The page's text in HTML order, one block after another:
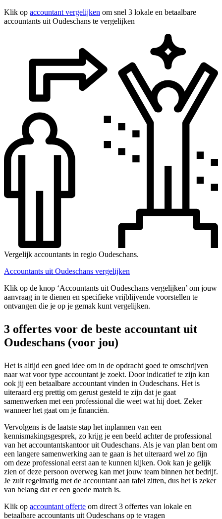
Klik op accountant vergelijken om snel 3 lokale en betaalbare
accountants uit Oudeschans te vergelijken
Vergelijk accountants in regio Oudeschans.
Accountants uit Oudeschans vergelijken
Klik op de knop ‘Accountants uit Oudeschans vergelijken’ om jouw
aanvraag in te dienen en specifieke vrijblijvende voorstellen te
ontvangen die je op je gemak kunt vergelijken.
3 offertes voor de beste accountant uit
Oudeschans (voor jou)
Het is altijd een goed idee om in de opdracht goed te omschrijven
naar wat voor type accountant je zoekt. Door indicatief te zijn kan
ook jij een betaalbare accountant vinden in Oudeschans. Het is
uiteraard erg prettig om gerust gesteld te zijn dat je gaat
samenwerken met een professional die weet wat hij doet. Zeker
wanneer het gaat om je financiën.
Vervolgens is de laatste stap het inplannen van een
kennismakingsgesprek, zo krijg je een beeld achter de professional
van het accountantskantoor uit Oudeschans. Als je van plan bent om
een langere samenwerking aan te gaan is het uiteraard wel zo fijn
om deze professional eerst aan te kunnen kijken. Ook kan je gelijk
zien of deze persoon overweg kan met jouw team binnen het bedrijf.
Je zult regelmatig met de accountant aan tafel zitten, dus het is zeker
van belang dat er een goede match is.
Klik op accountant offerte om direct 3 offertes van lokale en
betaalbare accountants uit Oudeschans op te vragen